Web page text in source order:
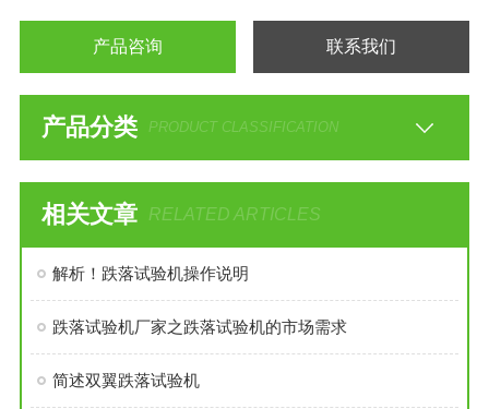
产品咨询 联系我们
产品分类 PRODUCT CLASSIFICATION
相关文章 RELATED ARTICLES
解析！跌落试验机操作说明
跌落试验机厂家之跌落试验机的市场需求
简述双翼跌落试验机